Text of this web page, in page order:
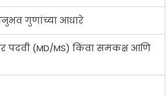
गुणांच्या आधारे
पदवी (MD/MS) किंवा समकक्ष आणि